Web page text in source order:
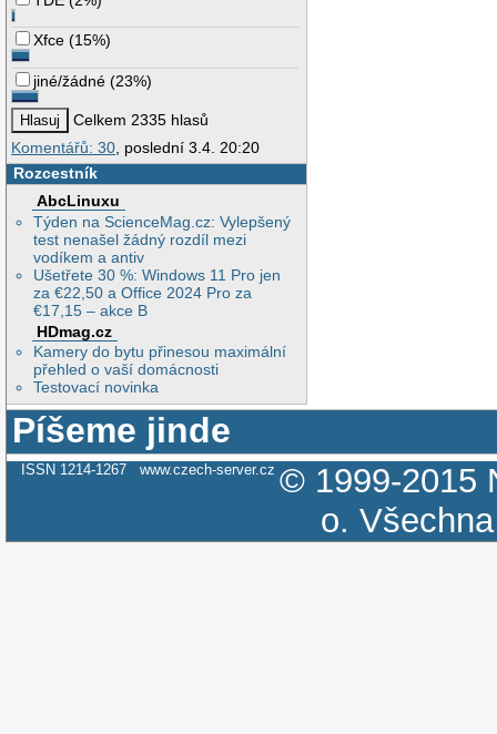
Xfce (15%)
jiné/žádné (23%)
Celkem 2335 hlasů
Komentářů: 30, poslední 3.4. 20:20
Rozcestník
AbcLinuxu
Týden na ScienceMag.cz: Vylepšený
test nenašel žádný rozdíl mezi
vodíkem a antiv
Ušetřete 30 %: Windows 11 Pro jen
za €22,50 a Office 2024 Pro za
€17,15 – akce B
HDmag.cz
Kamery do bytu přinesou maximální
přehled o vaší domácnosti
Testovací novinka
Píšeme jinde
ISSN 1214-1267 www.czech-server.cz © 1999-2015
o.